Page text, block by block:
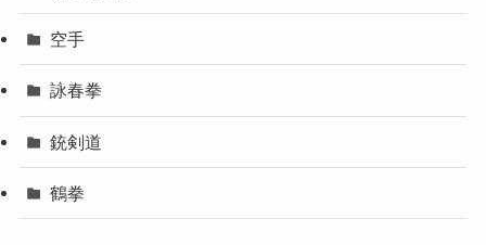
空手
詠春拳
銃剣道
鶴拳